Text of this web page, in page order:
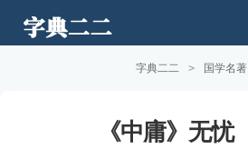
字典二二 > 国学名著
《中庸》无忧